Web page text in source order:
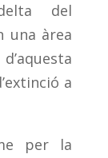
del
una àrea
a
per la